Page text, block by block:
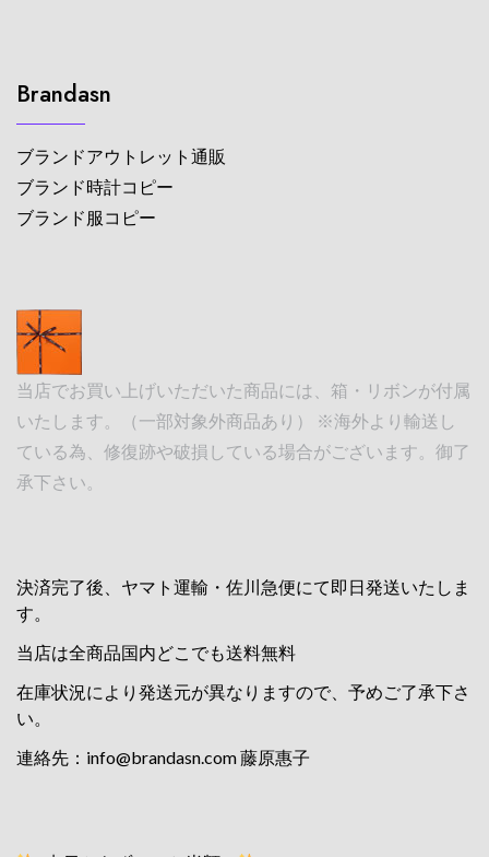
Brandasn
ブランドアウトレット通販
ブランド時計コピー
ブランド服コピー
当店でお買い上げいただいた商品には、箱・リボンが付属
いたします。（一部対象外商品あり） ※海外より輸送し
ている為、修復跡や破損している場合がございます。御了
承下さい。
決済完了後、ヤマト運輸・佐川急便にて即日発送いたしま
す。
当店は全商品国内どこでも送料無料
在庫状況により発送元が異なりますので、予めご了承下さ
い。
連絡先： info@brandasn.com藤原惠子